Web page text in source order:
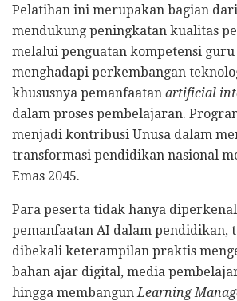
Pelatihan ini merupakan bagian
mendukung peningkatan kualitas
melalui penguatan kompetensi guru
menghadapi perkembangan
khususnya pemanfaatan artificial
dalam proses pembelajaran.
menjadi kontribusi Unusa dalam
transformasi pendidikan nasional
Emas 2045.
Para peserta tidak hanya
pemanfaatan AI dalam pendidikan,
dibekali keterampilan praktis
bahan ajar digital, media
hingga membangun Learning